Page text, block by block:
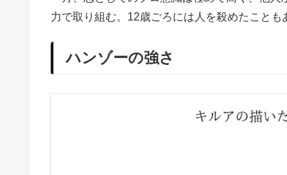
力で取り組む。12歳ごろには人を殺めたことも
ハンゾーの強さ